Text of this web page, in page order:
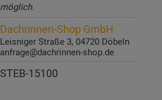
möglich.
Dachrinnen-Shop GmbH
Leisniger Straße 3, 04720 Döbeln
anfrage@dachrinnen-shop.de
STEB-15100